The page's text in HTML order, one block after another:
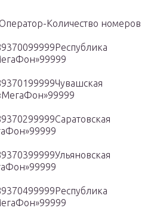
Количество номеров